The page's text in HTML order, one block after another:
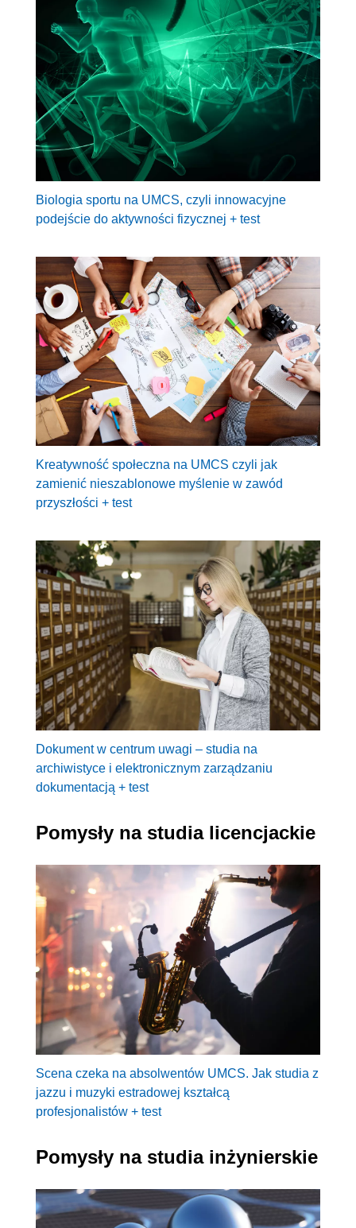
Biologia sportu na UMCS, czyli innowacyjne
podejście do aktywności fizycznej + test
Kreatywność społeczna na UMCS czyli jak
zamienić nieszablonowe myślenie w zawód
przyszłości + test
Dokument w centrum uwagi – studia na
archiwistyce i elektronicznym zarządzaniu
dokumentacją + test
Pomysły na studia licencjackie
Scena czeka na absolwentów UMCS. Jak studia z
jazzu i muzyki estradowej kształcą
profesjonalistów + test
Pomysły na studia inżynierskie